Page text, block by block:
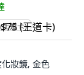
王道卡)
妝鏡, 金色